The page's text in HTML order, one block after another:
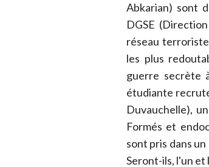
Abkarian) sont
DGSE
réseau
les plus
guerre secrète
étudiante
Duvauchelle),
Formés et
sont pris dans
Seront-ils, l'un et